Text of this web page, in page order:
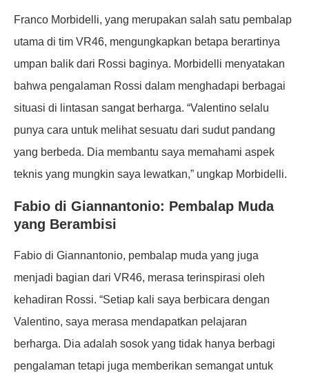
Franco Morbidelli, yang merupakan salah satu pembalap
utama di tim VR46, mengungkapkan betapa berartinya
umpan balik dari Rossi baginya. Morbidelli menyatakan
bahwa pengalaman Rossi dalam menghadapi berbagai
situasi di lintasan sangat berharga. “Valentino selalu
punya cara untuk melihat sesuatu dari sudut pandang
yang berbeda. Dia membantu saya memahami aspek
teknis yang mungkin saya lewatkan,” ungkap Morbidelli.
Fabio di Giannantonio: Pembalap Muda
yang Berambisi
Fabio di Giannantonio, pembalap muda yang juga
menjadi bagian dari VR46, merasa terinspirasi oleh
kehadiran Rossi. “Setiap kali saya berbicara dengan
Valentino, saya merasa mendapatkan pelajaran
berharga. Dia adalah sosok yang tidak hanya berbagi
pengalaman tetapi juga memberikan semangat untuk